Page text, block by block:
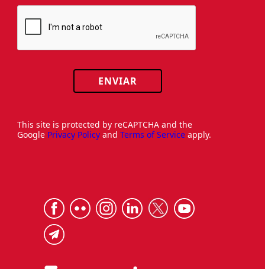
ENVIAR
This site is protected by reCAPTCHA and the
Google Privacy Policy and Terms of Service apply.